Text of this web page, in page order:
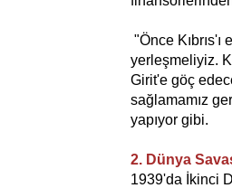
"Önce
yerleşmeliyiz.
Girit'e göç
sağlamamız
yapıyor gibi.
2. Dünya
1939'da İkinci